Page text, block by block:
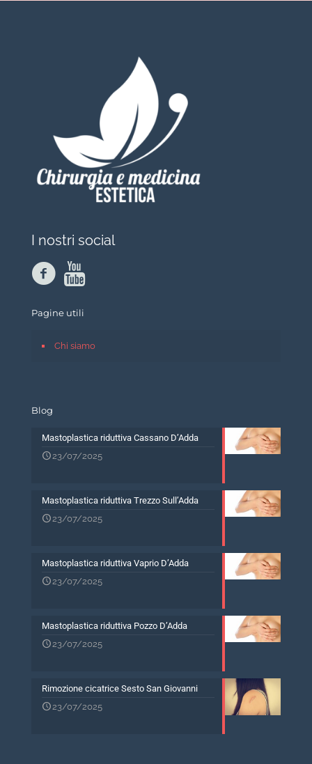
I nostri social
Pagine utili
Chi siamo
Blog
Mastoplastica riduttiva Cassano D’Adda
23/07/2025
Mastoplastica riduttiva Trezzo Sull’Adda
23/07/2025
Mastoplastica riduttiva Vaprio D’Adda
23/07/2025
Mastoplastica riduttiva Pozzo D’Adda
23/07/2025
Rimozione cicatrice Sesto San Giovanni
23/07/2025